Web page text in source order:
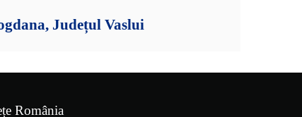
Județul Vaslui
România